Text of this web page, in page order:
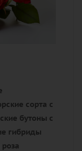
сорта с
бутоны с
гибриды